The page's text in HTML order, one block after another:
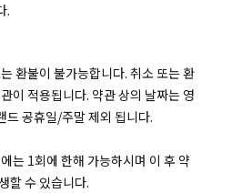
.
환불이 불가능합니다. 취소 또는 환
이 적용됩니다. 약관 상의 날짜는 영
드 공휴일/주말 제외 됩니다.
는 1회에 한해 가능하시며 이 후 약
할 수 있습니다.